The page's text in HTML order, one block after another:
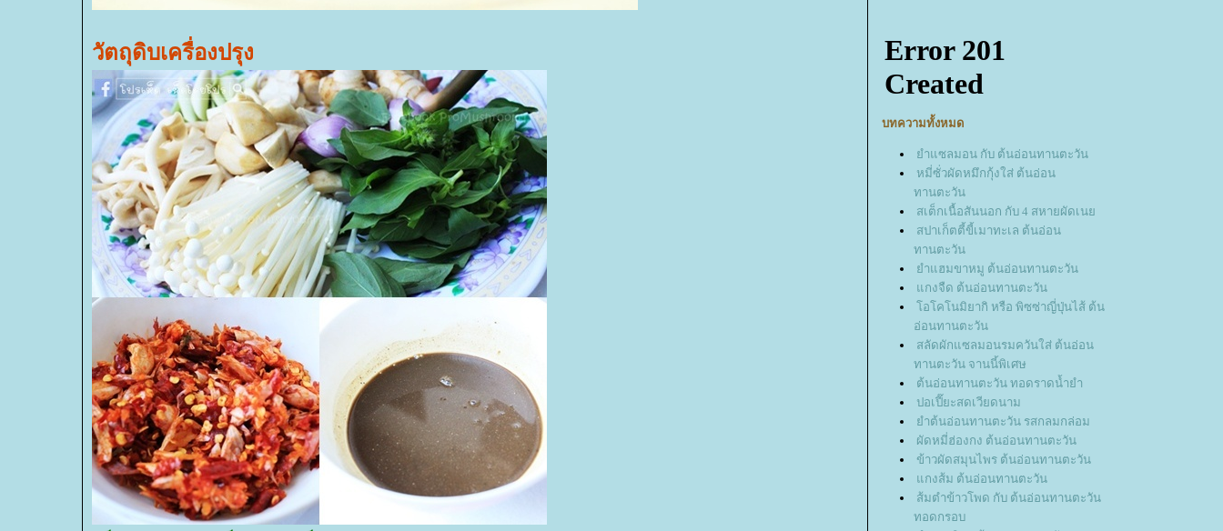
วัตถุดิบเครื่องปรุง
บทความทั้งหมด
ำแซลมอน กับ ต้นอ่อนทานตะวัน
หมี่ซั่วผัดหมึกกุ้งใส่ ต้นอ่อน
ทานตะวัน
สเต็กเนื้อสันนอก กับ 4 สหายผัดเน
สปาเก็ตตี้ขี้เมาทะเล ต้นอ่อน
ทานตะวัน
ำแฮมขาหมู ต้นอ่อนทานตะวัน
กงจืด ต้นอ่อนทานตะวัน
อโคโนมิยากิ หรือ พิซซ่าญี่ปุ่นไส้ ต้น
อ่อนทานตะวัน
สลัดผักแซลมอนรมควันใส่ ต้นอ่อน
ทานตะวัน จานนี้พิเศษ
ต้นอ่อนทานตะวัน ทอดราดน้ำยำ
ปอเปี๊ยะสดเวียดนาม
ำต้นอ่อนทานตะวัน รสกลมกล่อม
ผัดหมี่ฮ่องกง ต้นอ่อนทานตะวัน
ข้าวผัดสมุนไพร ต้นอ่อนทานตะวัน
กงส้ม ต้นอ่อนทานตะวัน
ส้มตำข้าวโพด กับ ต้นอ่อนทานตะวัน
ทอดกรอบ